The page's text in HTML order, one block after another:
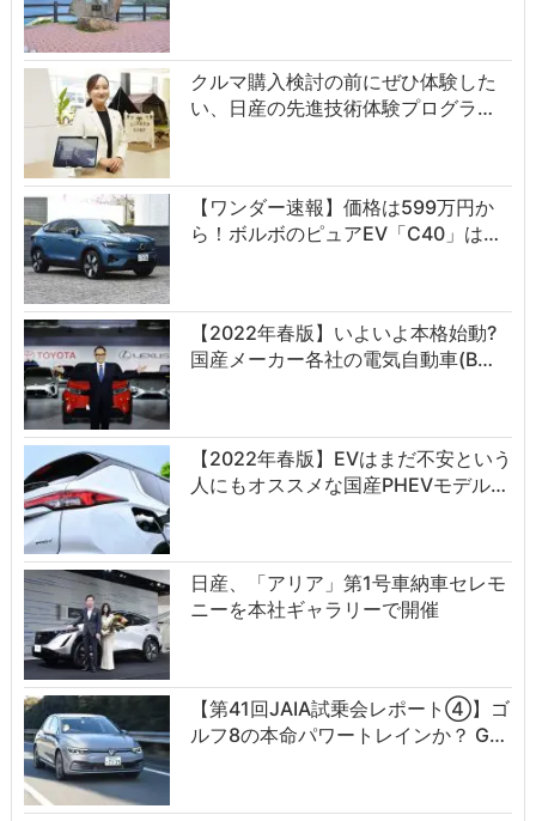
クルマ購入検討の前にぜひ体験した
い、日産の先進技術体験プログラ…
【ワンダー速報】価格は599万円か
ら！ボルボのピュアEV「C40」は…
【2022年春版】いよいよ本格始動?
国産メーカー各社の電気自動車(B…
【2022年春版】EVはまだ不安という
人にもオススメな国産PHEVモデル…
日産、「アリア」第1号車納車セレモ
ニーを本社ギャラリーで開催
【第41回JAIA試乗会レポート④】ゴ
ルフ8の本命パワートレインか？ G…